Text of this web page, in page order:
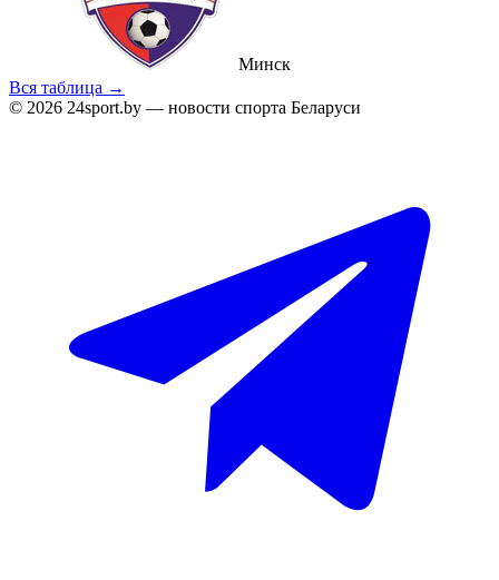
Минск
Вся таблица →
© 2026 24sport.by — новости спорта Беларуси